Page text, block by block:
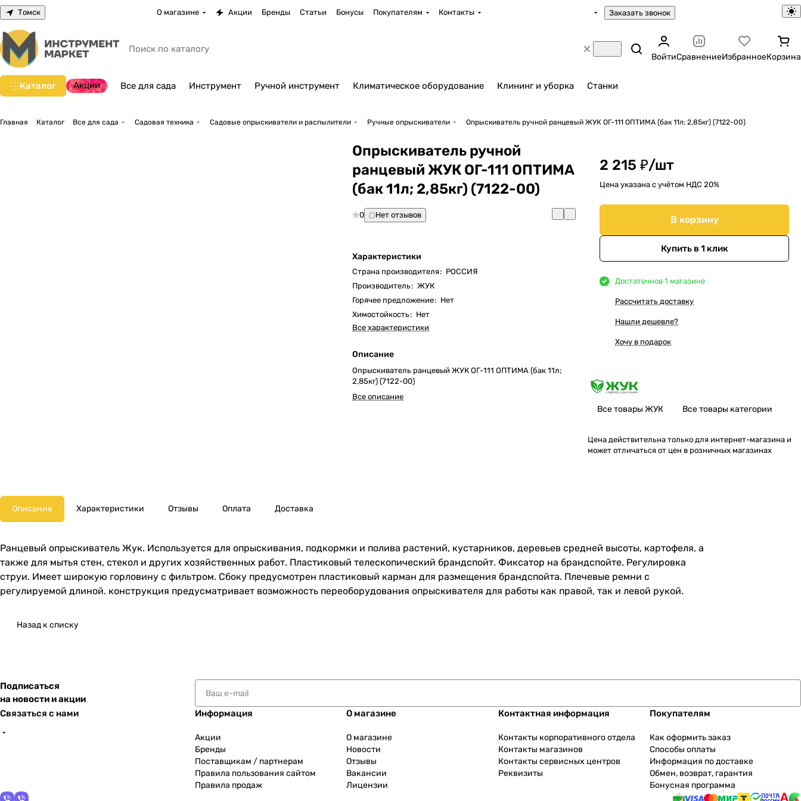
Томск О магазине Акции Бренды Статьи Бонусы Покупателям Контакты Заказать звонок
ВойтиСравнениеИзбранноеКорзина
Каталог Акции Все для сада Инструмент Ручной инструмент Климатическое оборудование Клининг и уборка Станки
Главная Каталог Все для сада Садовая техника Садовые опрыскиватели и распылители Ручные опрыскиватели Опрыскиватель ручной ранцевый ЖУК ОГ-111 ОПТИМА (бак 11л; 2,85кг) (7122-00)
Опрыскиватель ручной
ранцевый ЖУК ОГ-111 ОПТИМА
(бак 11л; 2,85кг) (7122-00)
0 Нет отзывов
Характеристики
Страна производителя: РОССИЯ
Производитель: ЖУК
Горячее предложение: Нет
Химостойкость: Нет
Все характеристики
Описание
Опрыскиватель ранцевый ЖУК ОГ-111 ОПТИМА (бак 11л;
2,85кг) (7122-00)
Все описание
2 215 ₽/шт
Цена указана с учётом НДС 20%
В корзину
Купить в 1 клик
Достаточнов 1 магазине
Рассчитать доставку
Нашли дешевле?
Хочу в подарок
Все товары ЖУК Все товары категории
Цена действительна только для интернет-магазина и
может отличаться от цен в розничных магазинах
Описание Характеристики Отзывы Оплата Доставка
Ранцевый опрыскиватель Жук. Используется для опрыскивания, подкормки и полива растений, кустарников, деревьев средней высоты, картофеля, а
также для мытья стен, стекол и других хозяйственных работ. Пластиковый телескопический брандспойт. Фиксатор на брандспойте. Регулировка
струи. Имеет широкую горловину с фильтром. Сбоку предусмотрен пластиковый карман для размещения брандспойта. Плечевые ремни с
регулируемой длиной. конструкция предусматривает возможность переоборудования опрыскивателя для работы как правой, так и левой рукой.
Назад к списку
Подписаться
на новости и акции
Связаться с нами
Информация
Акции
Бренды
Поставщикам / партнерам
Правила пользования сайтом
Правила продаж
О магазине
О магазине
Новости
Отзывы
Вакансии
Лицензии
Контактная информация
Контакты корпоративного отдела
Контакты магазинов
Контакты сервисных центров
Реквизиты
Покупателям
Как оформить заказ
Способы оплаты
Информация по доставке
Обмен, возврат, гарантия
Бонусная программа